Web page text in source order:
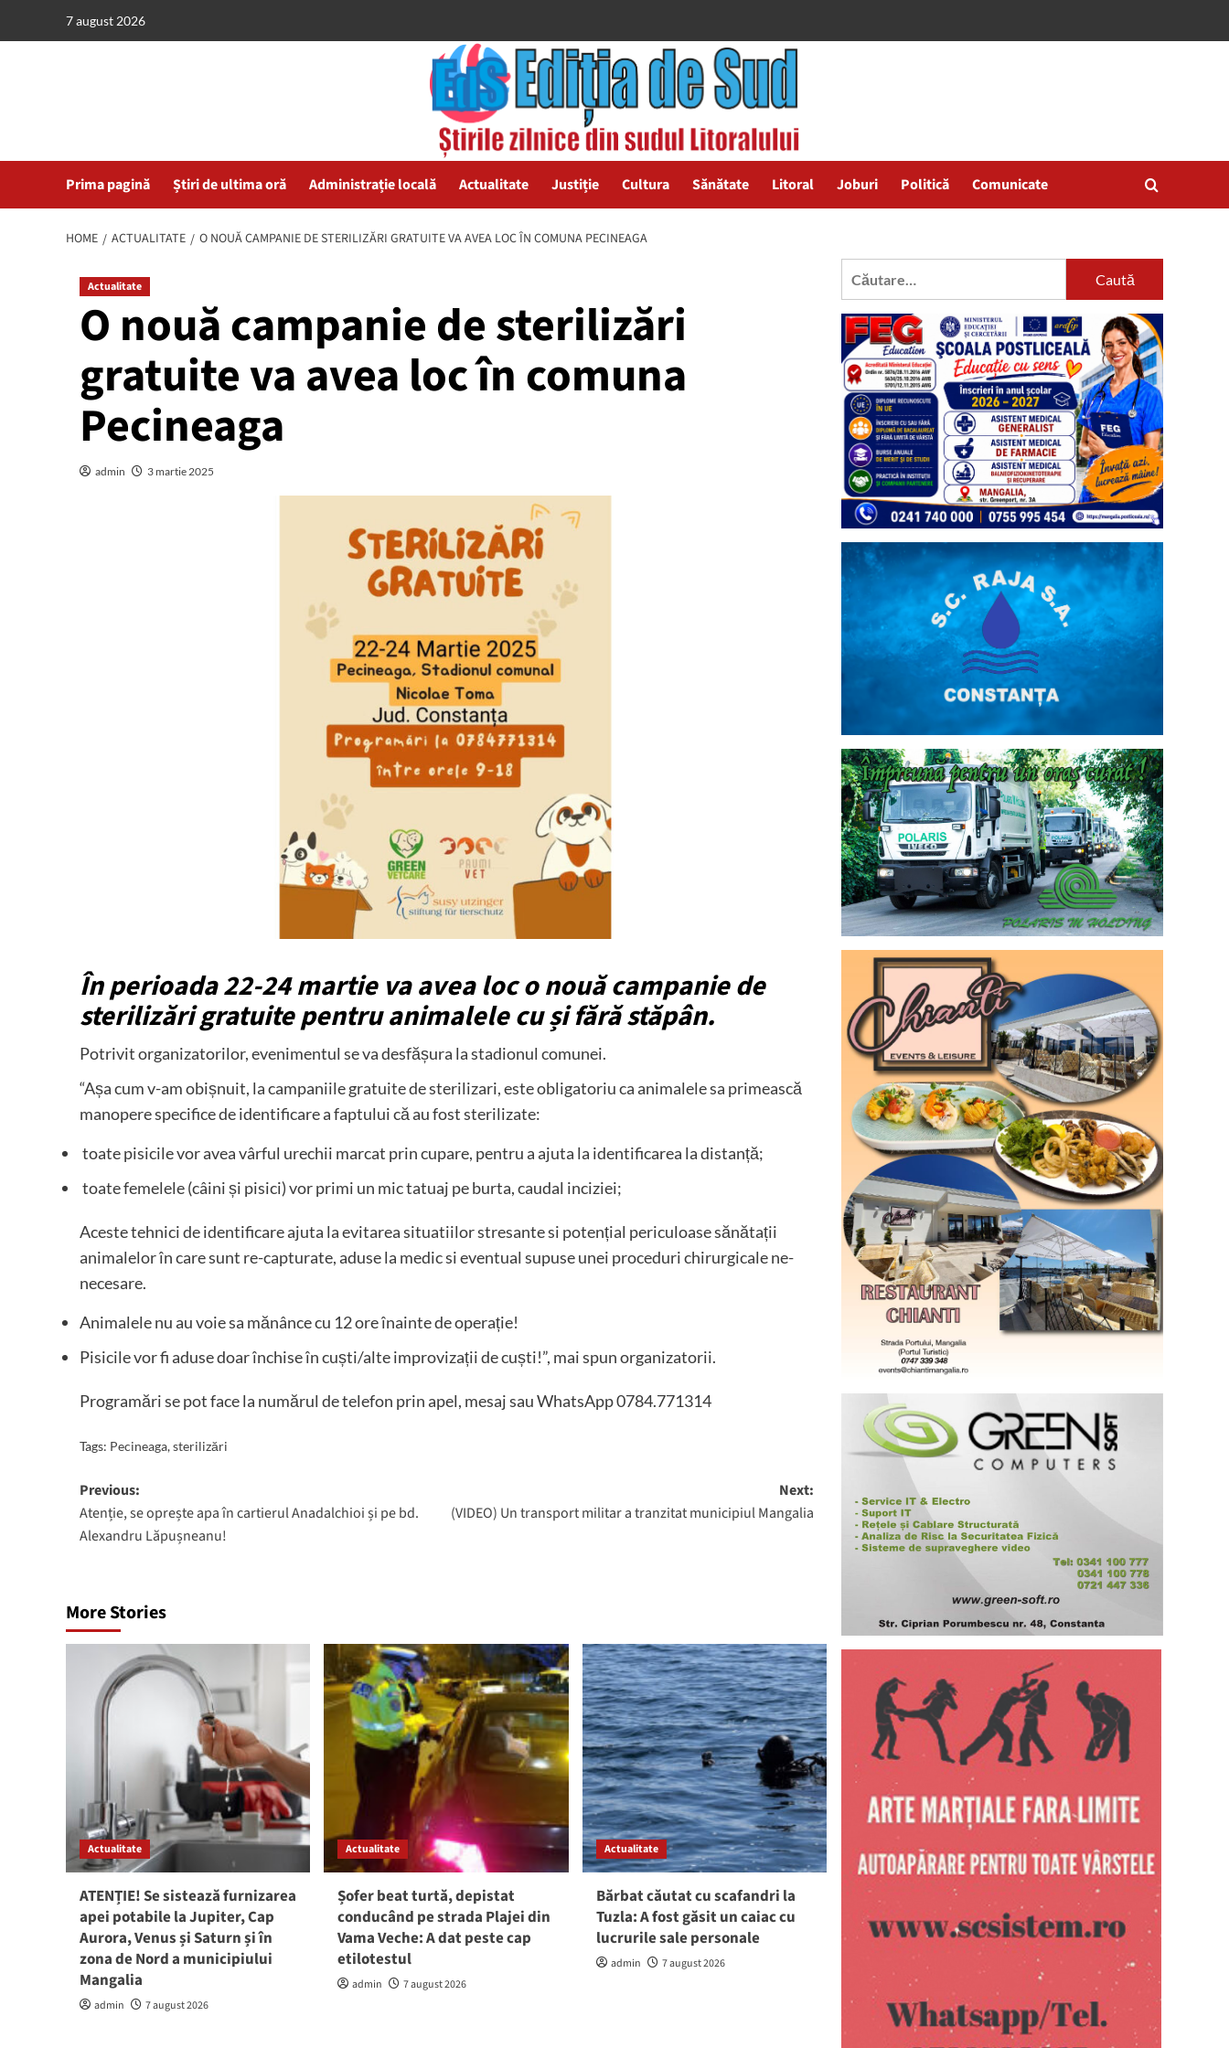
7 august 2026
Prima pagină Știri de ultima oră Administrație locală Actualitate Justiție Cultura Sănătate Litoral Joburi Politică Comunicate
HOME ACTUALITATE O NOUĂ CAMPANIE DE STERILIZĂRI GRATUITE VA AVEA LOC ÎN COMUNA PECINEAGA
Actualitate
O nouă campanie de sterilizări
gratuite va avea loc în comuna
Pecineaga
admin 3 martie 2025
În perioada 22-24 martie va avea loc o nouă campanie de
sterilizări gratuite pentru animalele cu și fără stăpân.
Potrivit organizatorilor, evenimentul se va desfășura la stadionul comunei.
“Așa cum v-am obișnuit, la campaniile gratuite de sterilizari, este obligatoriu ca animalele sa primească
manopere specifice de identificare a faptului că au fost sterilizate:
toate pisicile vor avea vârful urechii marcat prin cupare, pentru a ajuta la identificarea la distanță;
toate femelele (câini și pisici) vor primi un mic tatuaj pe burta, caudal inciziei;
Aceste tehnici de identificare ajuta la evitarea situatiilor stresante si potențial periculoase sănătații
animalelor în care sunt re-capturate, aduse la medic si eventual supuse unei proceduri chirurgicale ne-
necesare.
Animalele nu au voie sa mănânce cu 12 ore înainte de operație!
Pisicile vor fi aduse doar închise în cuști/alte improvizații de cuști!”, mai spun organizatorii.
Programări se pot face la numărul de telefon prin apel, mesaj sau WhatsApp 0784.771314
Tags: Pecineaga,sterilizări
Post
navigation
Previous:
Atenție, se oprește apa în cartierul Anadalchioi și pe bd.
Alexandru Lăpușneanu!
Next:
(VIDEO) Un transport militar a tranzitat municipiul Mangalia
More Stories
Actualitate
ATENȚIE! Se sistează furnizarea
apei potabile la Jupiter, Cap
Aurora, Venus și Saturn și în
zona de Nord a municipiului
Mangalia
admin 7 august 2026
Actualitate
Șofer beat turtă, depistat
conducând pe strada Plajei din
Vama Veche: A dat peste cap
etilotestul
admin 7 august 2026
Actualitate
Bărbat căutat cu scafandri la
Tuzla: A fost găsit un caiac cu
lucrurile sale personale
admin 7 august 2026
Caută